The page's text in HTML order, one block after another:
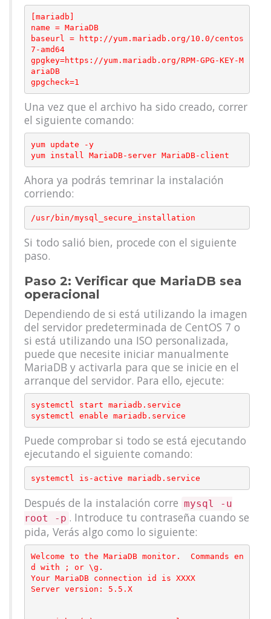
[mariadb]
name = MariaDB
baseurl = http://yum.mariadb.org/10.0/centos
7-amd64
gpgkey=https://yum.mariadb.org/RPM-GPG-KEY-M
ariaDB
Una vez que el archivo ha sido creado, correr
el siguiente comando:
yum update -y
Ahora ya podrás temrinar la instalación
corriendo:
Si todo salió bien, procede con el siguiente
paso.
Paso 2: Verificar que MariaDB sea
operacional
Dependiendo de si está utilizando la imagen
del servidor predeterminada de CentOS 7 o
si está utilizando una ISO personalizada,
puede que necesite iniciar manualmente
MariaDB y activarla para que se inicie en el
arranque del servidor. Para ello, ejecute:
systemctl start mariadb.service
Puede comprobar si todo se está ejecutando
ejecutando el siguiente comando:
Después de la instalación corre mysql -u
root -p . Introduce tu contraseña cuando se
pida, Verás algo como lo siguiente:
Welcome to the MariaDB monitor.  Commands en
d with ; or \g.
Your MariaDB connection id is XXXX
Server version: 5.5.X